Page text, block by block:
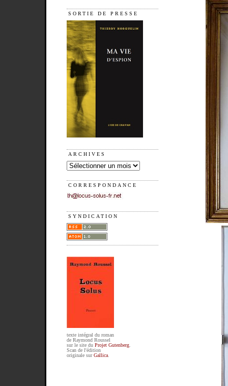
SORTIE DE PRESSE
ARCHIVES
CORRESPONDANCE
SYNDICATION
texte intégral du roman
de Raymond Roussel
sur le site du Projet Gutenberg.
Scan de l'édition
originale surGallica.